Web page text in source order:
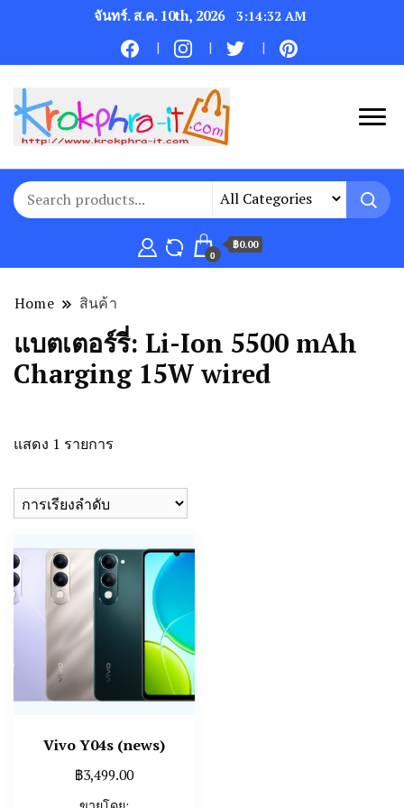
จันทร์. ส.ค. 10th, 2026 3:14:33 AM
0
฿0.00
Home สินค้า
แบตเตอร์รี่: Li-Ion 5500 mAh
Charging 15W wired
แสดง 1 รายการ
Vivo Y04s (news)
฿3,499.00